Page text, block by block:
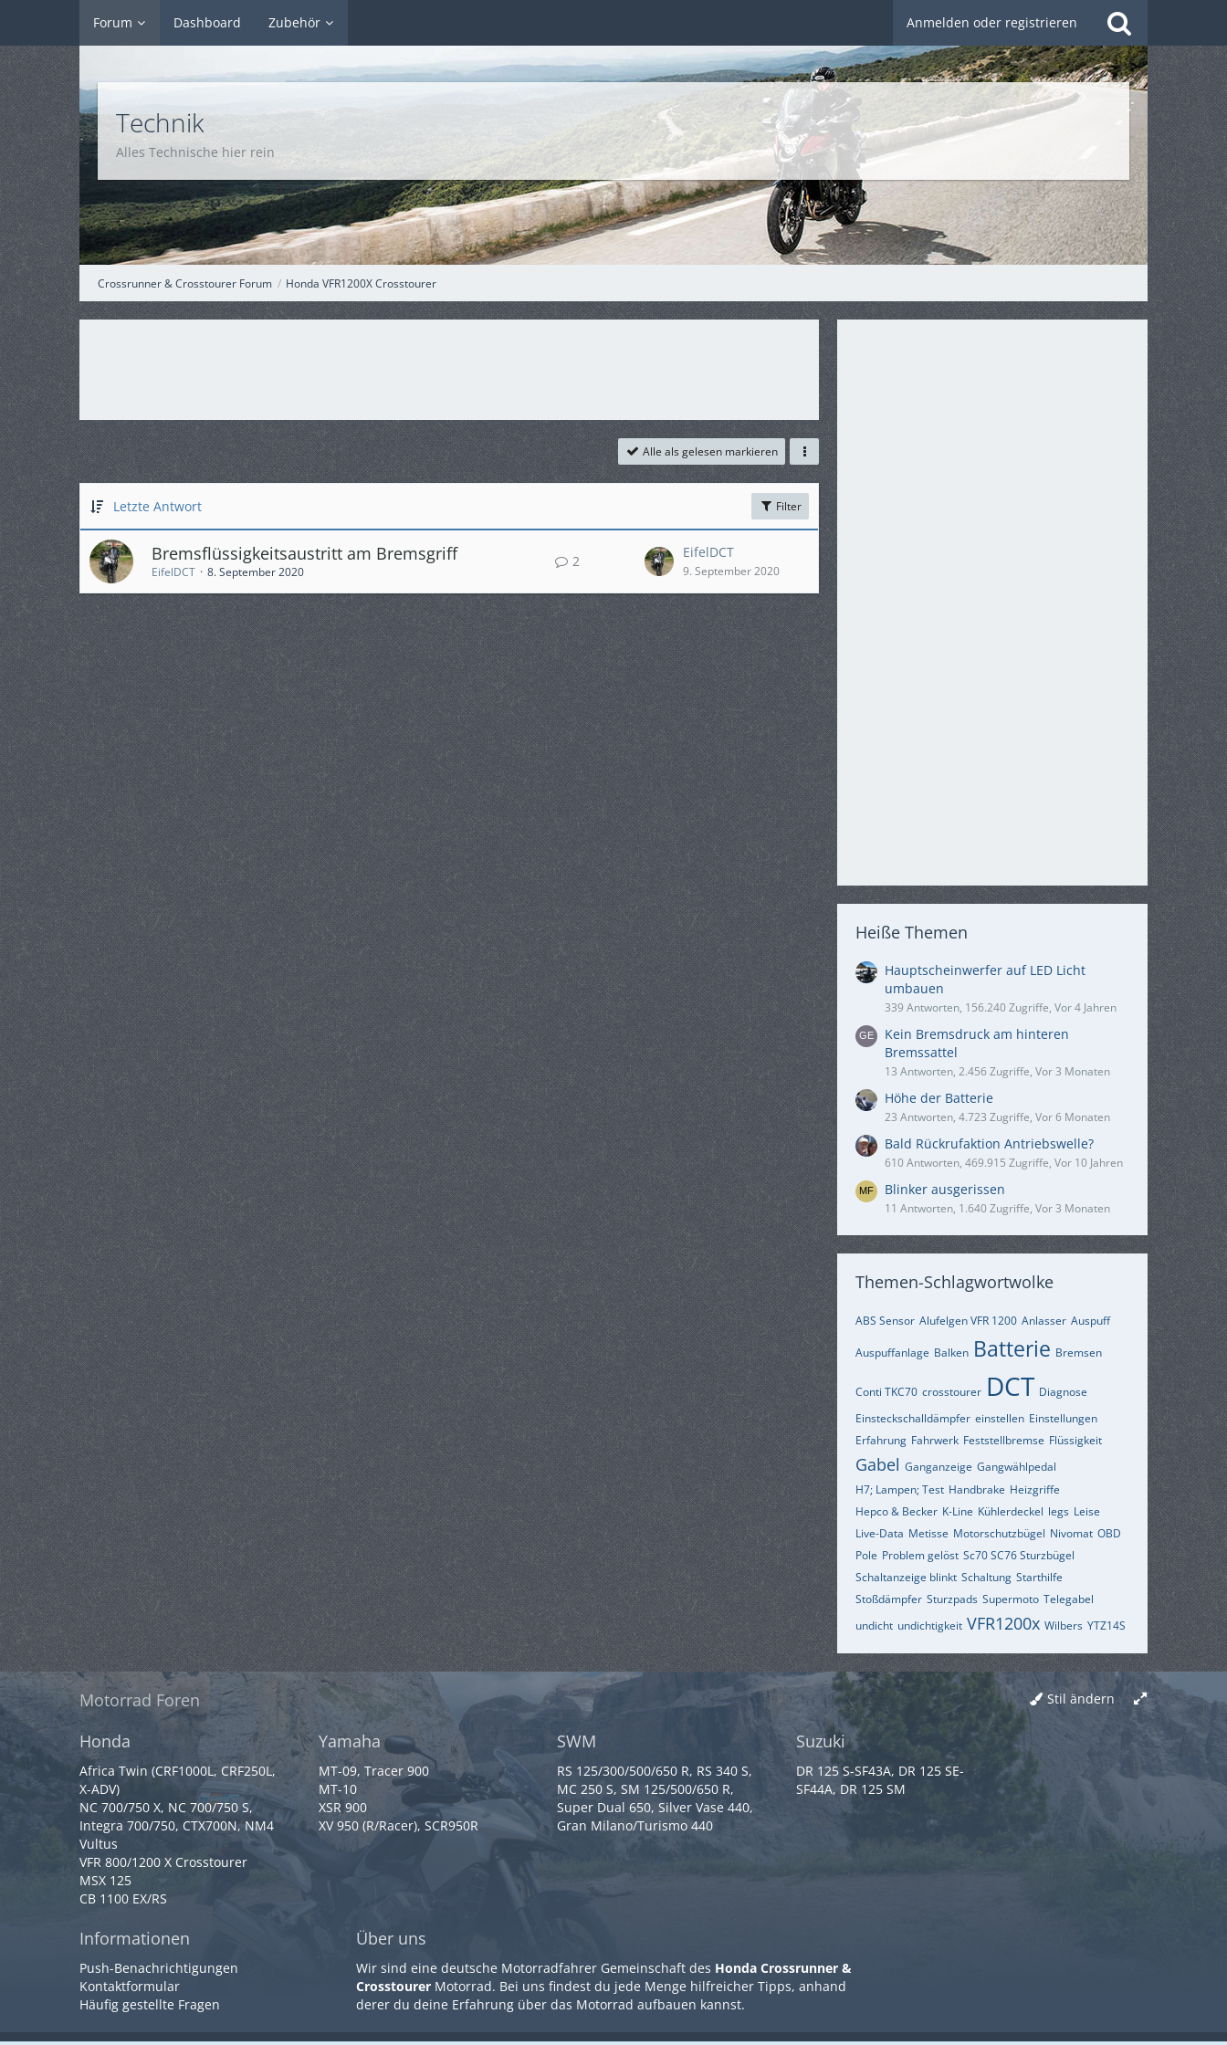
Forum Dashboard Zubehör Anmelden oder registrieren
Crossrunner & Crosstourer Forum Honda VFR1200X Crosstourer
Technik
Alles Technische hier rein
Alle als gelesen markieren
Letzte Antwort Filter
Bremsflüssigkeitsaustritt am Bremsgriff
EifelDCT 8. September 2020
2
EifelDCT
9. September 2020
Heiße Themen
Hauptscheinwerfer auf LED Licht
umbauen
339 Antworten, 156.240 Zugriffe, Vor 4 Jahren
Kein Bremsdruck am hinteren
Bremssattel
13 Antworten, 2.456 Zugriffe, Vor 3 Monaten
Höhe der Batterie
23 Antworten, 4.723 Zugriffe, Vor 6 Monaten
Bald Rückrufaktion Antriebswelle?
610 Antworten, 469.915 Zugriffe, Vor 10 Jahren
Blinker ausgerissen
11 Antworten, 1.640 Zugriffe, Vor 3 Monaten
Themen-Schlagwortwolke
ABS Sensor Alufelgen VFR 1200 Anlasser Auspuff
Auspuffanlage Balken Batterie Bremsen
Conti TKC70 crosstourer DCT Diagnose
Einsteckschalldämpfer einstellen Einstellungen
Erfahrung Fahrwerk Feststellbremse Flüssigkeit
Gabel Ganganzeige Gangwählpedal
H7; Lampen; Test Handbrake Heizgriffe
Hepco & Becker K-Line Kühlerdeckel legs Leise
Live-Data Metisse Motorschutzbügel Nivomat OBD
Pole Problem gelöst Sc70 SC76 Sturzbügel
Schaltanzeige blinkt Schaltung Starthilfe
Stoßdämpfer Sturzpads Supermoto Telegabel
undicht undichtigkeit VFR1200x Wilbers YTZ14S
Stil ändern
Motorrad Foren
Honda
Africa Twin (CRF1000L, CRF250L,
X-ADV)
NC 700/750 X, NC 700/750 S,
Integra 700/750, CTX700N, NM4
Vultus
VFR 800/1200 X Crosstourer
MSX 125
CB 1100 EX/RS
Yamaha
MT-09, Tracer 900
MT-10
XSR 900
XV 950 (R/Racer), SCR950R
SWM
RS 125/300/500/650 R, RS 340 S,
MC 250 S, SM 125/500/650 R,
Super Dual 650, Silver Vase 440,
Gran Milano/Turismo 440
Suzuki
DR 125 S-SF43A, DR 125 SE-
SF44A, DR 125 SM
Informationen
Push-Benachrichtigungen
Kontaktformular
Häufig gestellte Fragen
Über uns
Wir sind eine deutsche Motorradfahrer Gemeinschaft des Honda Crossrunner &
CrosstourerMotorrad. Bei uns findest du jede Menge hilfreicher Tipps, anhand
derer du deine Erfahrung über das Motorrad aufbauen kannst.